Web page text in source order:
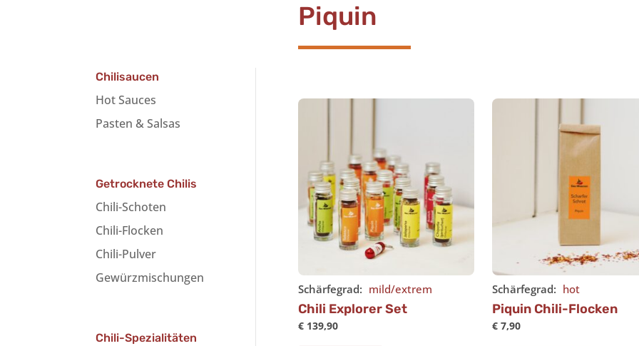
Piquin
Chilisaucen
Hot Sauces
Pasten & Salsas
Getrocknete Chilis
Chili-Schoten
Chili-Flocken
Chili-Pulver
Gewürzmischungen
Chili-Spezialitäten
Schärfegrad: mild/extrem
Chili Explorer Set
€139,90
Schärfegrad: hot
Piquin Chili-Flocken
€ 7,90